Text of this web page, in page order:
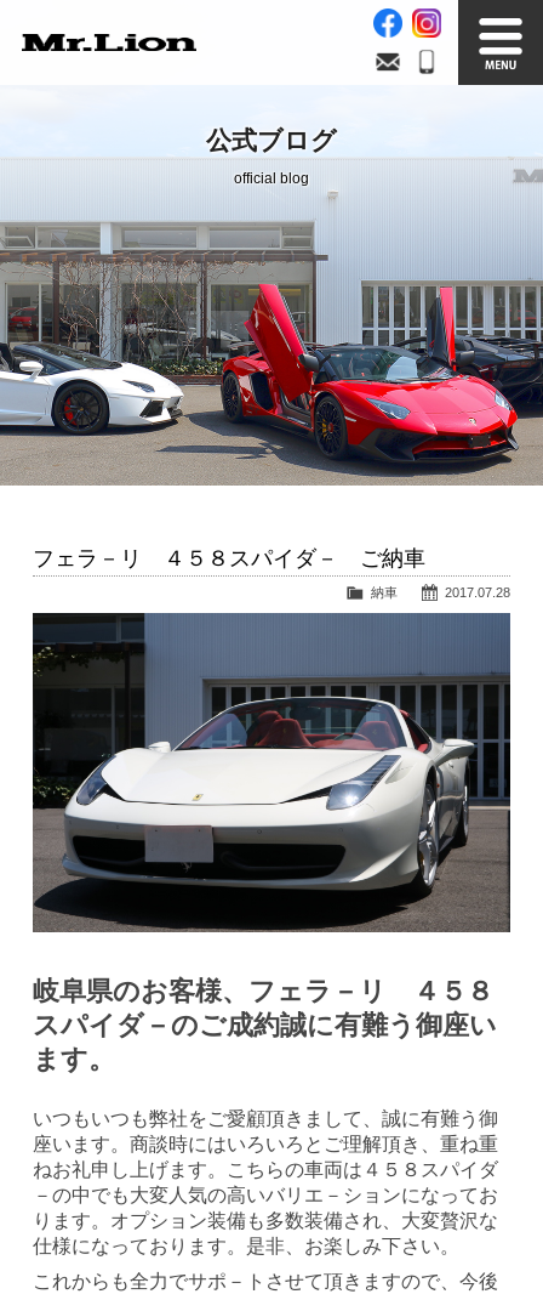
在庫車情報 買取無料査定
Factory
自社工場 サービス案内
Official Blog
公式ブログ
Company info.
会社案内
公式ブログ
official blog
フェラ－リ ４５８スパイダ－ ご納車
2017.07.28
納車
岐阜県のお客様、フェラ－リ ４５８
スパイダ－のご成約誠に有難う御座い
ます。
いつもいつも弊社をご愛顧頂きまして、誠に有難う御
座います。商談時にはいろいろとご理解頂き、重ね重
ねお礼申し上げます。こちらの車両は４５８スパイダ
－の中でも大変人気の高いバリエ－ションになってお
ります。オプション装備も多数装備され、大変贅沢な
仕様になっております。是非、お楽しみ下さい。
これからも全力でサポ－トさせて頂きますので、今後